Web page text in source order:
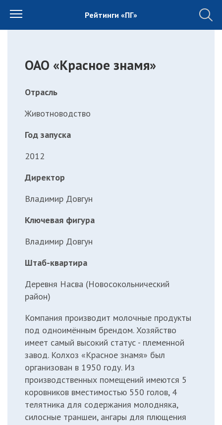
Рейтинги «ПГ»
ОАО «Красное знамя»
Отрасль
Животноводство
Год запуска
2012
Директор
Владимир Довгун
Ключевая фигура
Владимир Довгун
Штаб-квартира
Деревня Насва (Новосокольнический
район)
Компания производит молочные продукты
под одноимённым брендом. Хозяйство
имеет самый высокий статус - племенной
завод. Колхоз «Красное знамя» был
организован в 1950 году. Из
производственных помещений имеются 5
коровников вместимостью 550 голов, 4
телятника для содержания молодняка,
силосные траншеи, ангары для плющения